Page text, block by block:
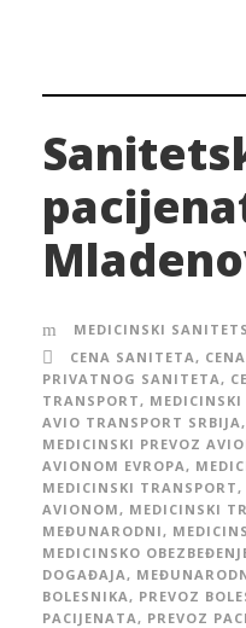
MEDICINSKI
CENA SANITETA ,
PRIVATNOG SANITETA ,
TRANSPORT ,
AVIO TRANSPORT SRBIJA ,
MEDICINSKI PREVOZ
AVIONOM EVROPA ,
MEDICINSKI TRANSPORT ,
AVIONOM , MEDICINSKI
MEĐUNARODNI ,
MEDICINSKO
DOGAĐAJA ,
BOLESNIKA , PREVOZ
PACIJENATA , PREVOZ